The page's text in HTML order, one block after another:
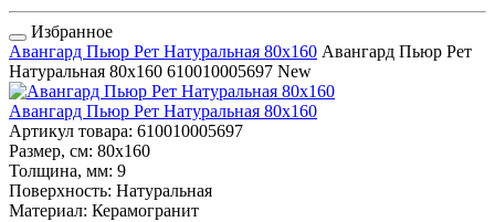
Избранное
Авангард Пьюр Рет Натуральная 80x160 Авангард Пьюр Рет
Натуральная 80x160 610010005697 New
Авангард Пьюр Рет Натуральная 80x160
Артикул товара: 610010005697
Размер, см: 80x160
Толщина, мм: 9
Поверхность: Натуральная
Материал: Керамогранит